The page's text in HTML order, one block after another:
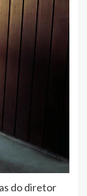
do diretor